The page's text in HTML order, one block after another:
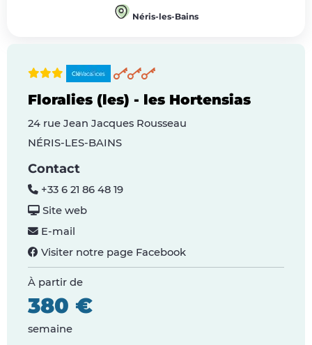
Néris-les-Bains
Floralies (les) - les Hortensias
24 rue Jean Jacques Rousseau
NÉRIS-LES-BAINS
Contact
+33 6 21 86 48 19
Site web
E-mail
Visiter notre page Facebook
À partir de
380 €
semaine